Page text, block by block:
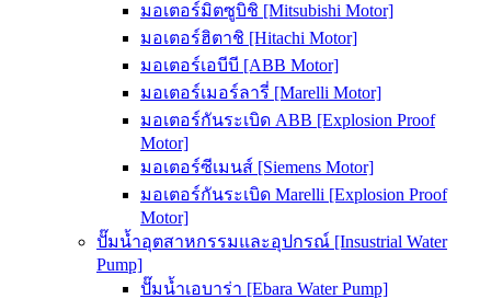
มอเตอร์มิตซูบิชิ [Mitsubishi Motor]
มอเตอร์ฮิตาชิ [Hitachi Motor]
มอเตอร์เอบีบี [ABB Motor]
มอเตอร์เมอร์ลารี่ [Marelli Motor]
มอเตอร์กันระเบิด ABB [Explosion Proof
Motor]
มอเตอร์ซีเมนส์ [Siemens Motor]
มอเตอร์กันระเบิด Marelli [Explosion Proof
Motor]
ปั๊มน้ำอุตสาหกรรมและอุปกรณ์ [Insustrial Water
Pump]
ปั๊มน้ำเอบาร่า [Ebara Water Pump]